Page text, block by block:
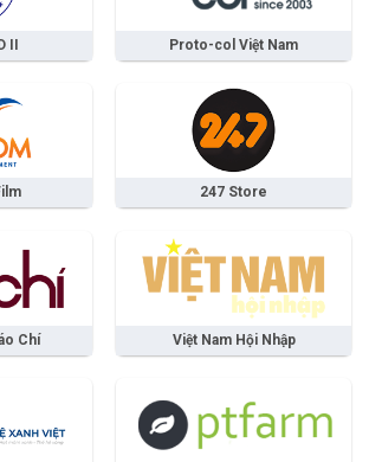
II Proto-col Việt Nam
247 Store
Chí Việt Nam Hội Nhập